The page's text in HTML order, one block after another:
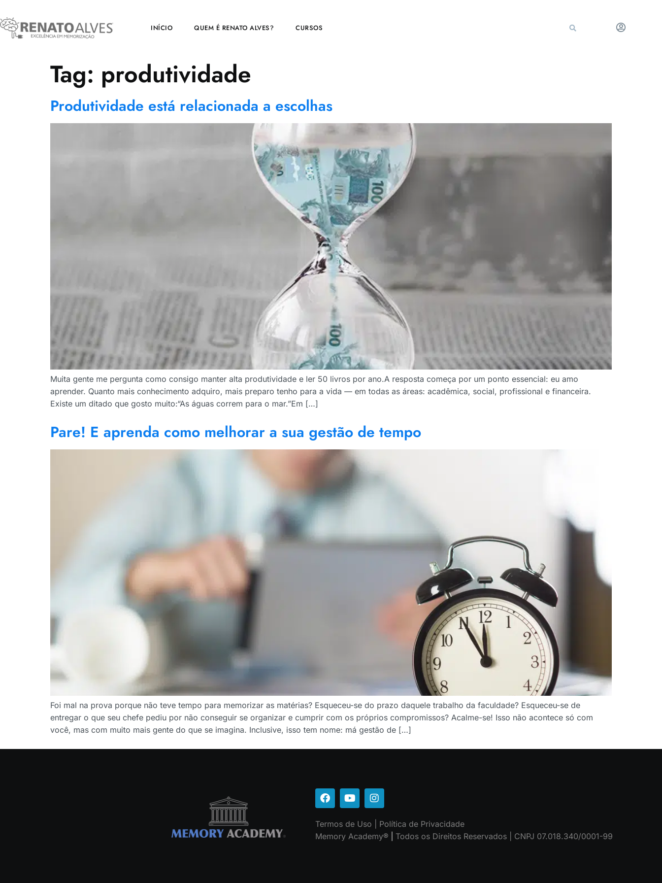
INÍCIO QUEM É RENATO ALVES? CURSOS
Tag: produtividade
Produtividade está relacionada a escolhas
Muita gente me pergunta como consigo manter alta produtividade e ler 50 livros por ano.A resposta começa por um ponto essencial: eu amo
aprender. Quanto mais conhecimento adquiro, mais preparo tenho para a vida — em todas as áreas: acadêmica, social, profissional e financeira.
Existe um ditado que gosto muito:“As águas correm para o mar.”Em […]
Pare! E aprenda como melhorar a sua gestão de tempo
Foi mal na prova porque não teve tempo para memorizar as matérias? Esqueceu-se do prazo daquele trabalho da faculdade? Esqueceu-se de
entregar o que seu chefe pediu por não conseguir se organizar e cumprir com os próprios compromissos? Acalme-se! Isso não acontece só com
você, mas com muito mais gente do que se imagina. Inclusive, isso tem nome: má gestão de […]
Termos de Uso
Política de Privacidade
Memory Academy® | Todos os Direitos Reservados | CNPJ 07.018.340/0001-99